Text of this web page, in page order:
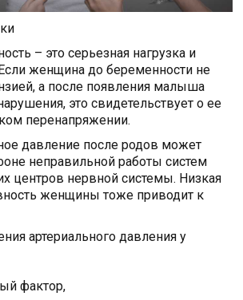
– это серьезная нагрузка и
женщина до беременности не
а после появления малыша
это свидетельствует о ее
перенапряжении.
давление после родов может
неправильной работы систем
центров нервной системы. Низкая
женщины тоже приводит к
артериального давления у
фактор,